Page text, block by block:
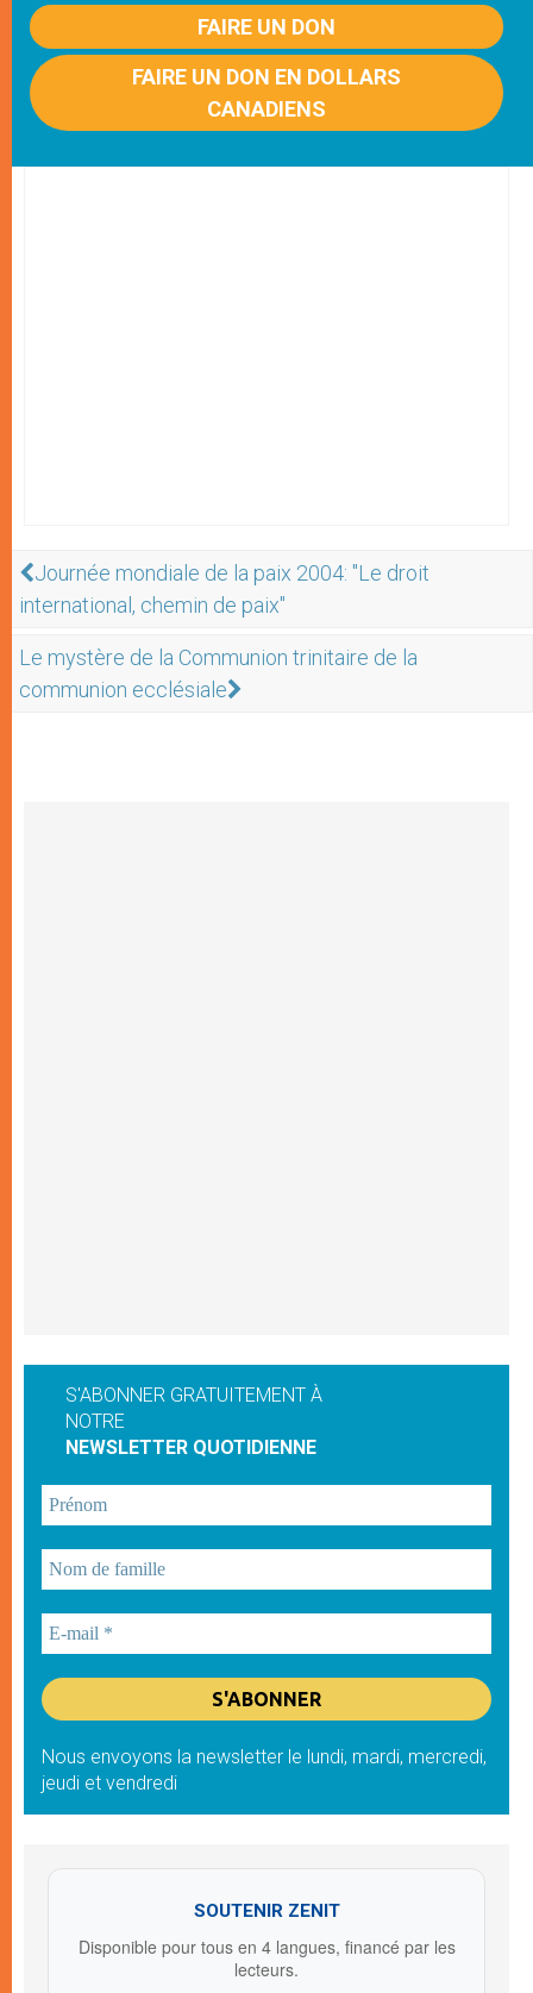
FAIRE UN DON
FAIRE UN DON EN DOLLARS
CANADIENS
Journée mondiale de la paix 2004: "Le droit
international, chemin de paix"
Le mystère de la Communion trinitaire de la
communion ecclésiale
S'ABONNER GRATUITEMENT À
NOTRE
NEWSLETTER QUOTIDIENNE
Nous envoyons la newsletter le lundi, mardi, mercredi,
jeudi et vendredi
SOUTENIR ZENIT
Disponible pour tous en 4 langues, financé par les
lecteurs.